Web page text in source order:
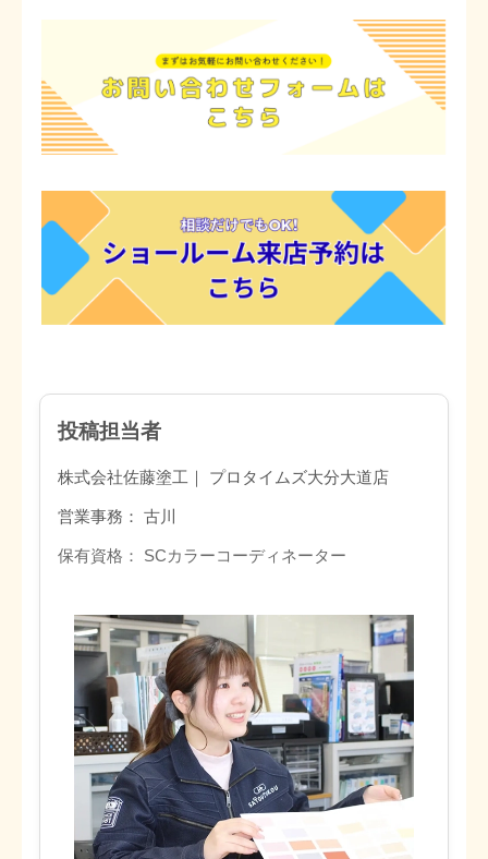
投稿担当者
株式会社佐藤塗工｜ プロタイムズ大分大道店
営業事務： 古川
保有資格： SCカラーコーディネーター